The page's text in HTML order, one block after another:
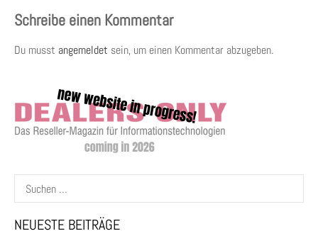
Schreibe einen Kommentar
Du musst angemeldet sein, um einen Kommentar abzugeben.
Suchen
nach:
NEUESTE BEITRÄGE